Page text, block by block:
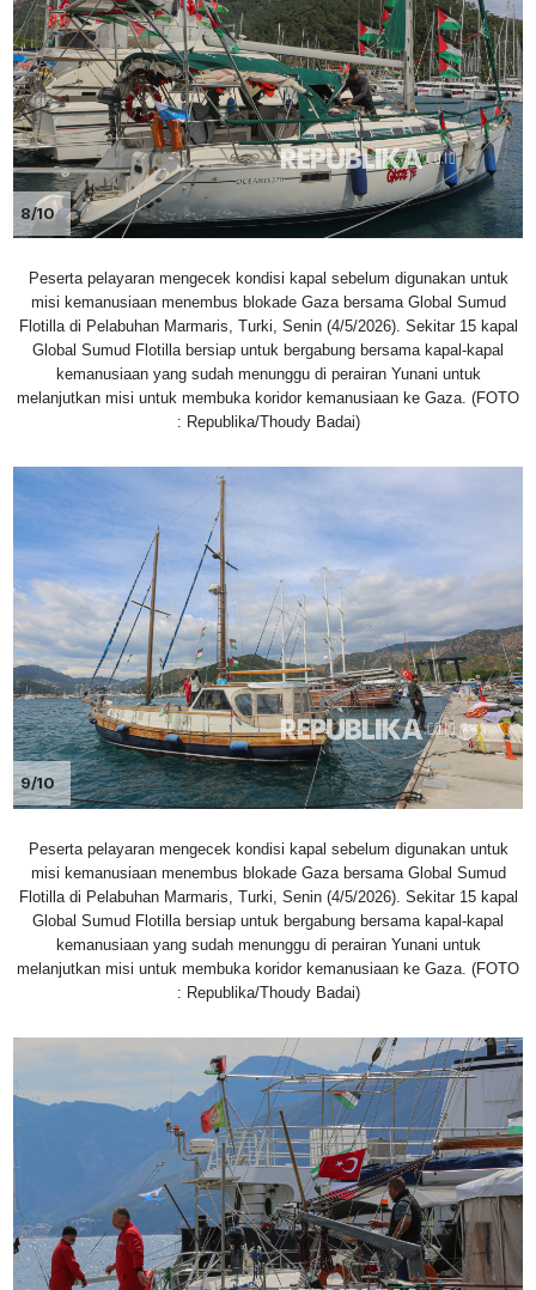
8/10
Peserta pelayaran mengecek kondisi kapal sebelum digunakan untuk
misi kemanusiaan menembus blokade Gaza bersama Global Sumud
Flotilla di Pelabuhan Marmaris, Turki, Senin (4/5/2026). Sekitar 15 kapal
Global Sumud Flotilla bersiap untuk bergabung bersama kapal-kapal
kemanusiaan yang sudah menunggu di perairan Yunani untuk
melanjutkan misi untuk membuka koridor kemanusiaan ke Gaza. (FOTO
: Republika/Thoudy Badai)
9/10
Peserta pelayaran mengecek kondisi kapal sebelum digunakan untuk
misi kemanusiaan menembus blokade Gaza bersama Global Sumud
Flotilla di Pelabuhan Marmaris, Turki, Senin (4/5/2026). Sekitar 15 kapal
Global Sumud Flotilla bersiap untuk bergabung bersama kapal-kapal
kemanusiaan yang sudah menunggu di perairan Yunani untuk
melanjutkan misi untuk membuka koridor kemanusiaan ke Gaza. (FOTO
: Republika/Thoudy Badai)